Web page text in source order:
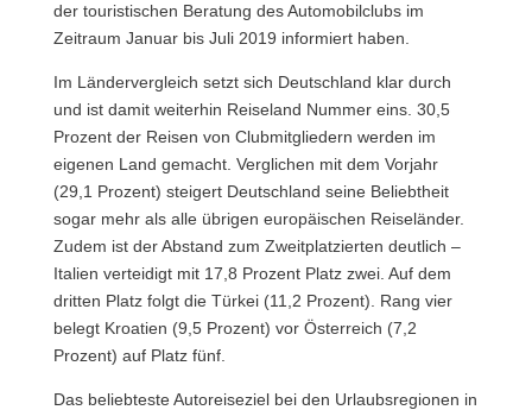
der touristischen Beratung des Automobilclubs im
Zeitraum Januar bis Juli 2019 informiert haben.
Im Ländervergleich setzt sich Deutschland klar durch
und ist damit weiterhin Reiseland Nummer eins. 30,5
Prozent der Reisen von Clubmitgliedern werden im
eigenen Land gemacht. Verglichen mit dem Vorjahr
(29,1 Prozent) steigert Deutschland seine Beliebtheit
sogar mehr als alle übrigen europäischen Reiseländer.
Zudem ist der Abstand zum Zweitplatzierten deutlich –
Italien verteidigt mit 17,8 Prozent Platz zwei. Auf dem
dritten Platz folgt die Türkei (11,2 Prozent). Rang vier
belegt Kroatien (9,5 Prozent) vor Österreich (7,2
Prozent) auf Platz fünf.
Das beliebteste Autoreiseziel bei den Urlaubsregionen in